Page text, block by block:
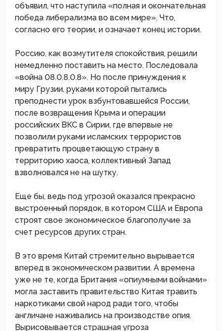
объявил, что наступила «полная и окончательная
победа либерализма во всем мире». Что,
согласно его теории, и означает конец истории.
Россию, как возмутителя спокойствия, решили
немедленно поставить на место. Последовала
«война 08.0.8.0.8». Но после принуждения к
миру Грузии, руками которой пытались
преподнести урок взбунтовавшейся России,
после возвращения Крыма и операции
российских ВКС в Сирии, где впервые не
позволили руками исламских террористов
превратить процветающую страну в
территорию хаоса, коллективный Запад
взволновался не на шутку.
Еще бы, ведь под угрозой оказался прекрасно
выстроенный порядок, в котором США и Европа
строят свое экономическое благополучие за
счет ресурсов других стран.
В это время Китай стремительно вырывается
вперед в экономическом развитии. А времена
уже не те, когда Британия «опиумными войнами»
могла заставить правительство Китая травить
наркотиками свой народ ради того, чтобы
англичане наживались на производстве опия.
Вырисовывается страшная угроза